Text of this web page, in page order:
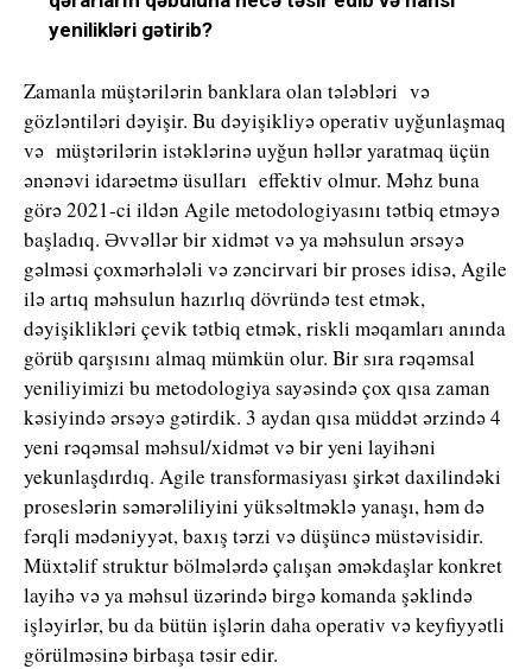
yenilikləri gətirib?
Zamanla müştərilərin banklara olan tələbləri və
gözləntiləri dəyişir. Bu dəyişikliyə operativ uyğunlaşmaq
və müştərilərin istəklərinə uyğun həllər yaratmaq üçün
ənənəvi idarəetmə üsulları effektiv olmur. Məhz buna
görə 2021-ci ildən Agile metodologiyasını tətbiq etməyə
başladıq. Əvvəllər bir xidmət və ya məhsulun ərsəyə
gəlməsi çoxmərhələli və zəncirvari bir proses idisə, Agile
ilə artıq məhsulun hazırlıq dövründə test etmək,
dəyişiklikləri çevik tətbiq etmək, riskli məqamları anında
görüb qarşısını almaq mümkün olur. Bir sıra rəqəmsal
yeniliyimizi bu metodologiya sayəsində çox qısa zaman
kəsiyində ərsəyə gətirdik. 3 aydan qısa müddət ərzində 4
yeni rəqəmsal məhsul/xidmət və bir yeni layihəni
yekunlaşdırdıq. Agile transformasiyası şirkət daxilindəki
proseslərin səmərəliliyini yüksəltməklə yanaşı, həm də
fərqli mədəniyyət, baxış tərzi və düşüncə müstəvisidir.
Müxtəlif struktur bölmələrdə çalışan əməkdaşlar konkret
layihə və ya məhsul üzərində birgə komanda şəklində
işləyirlər, bu da bütün işlərin daha operativ və keyfiyyətli
görülməsinə birbaşa təsir edir.